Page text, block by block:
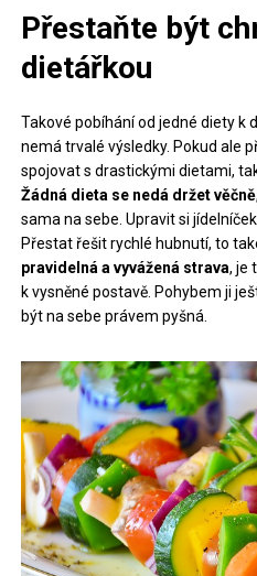
Přestaňte být
dietářkou
Takové pobíhání od jedné diety k
nemá trvalé výsledky. Pokud ale
spojovat s drastickými dietami,
Žádná dieta se nedá držet věčně
sama na sebe. Upravit si
Přestat řešit rychlé hubnutí, to
pravidelná a vyvážená strava, je
k vysněné postavě. Pohybem ji
být na sebe právem pyšná.